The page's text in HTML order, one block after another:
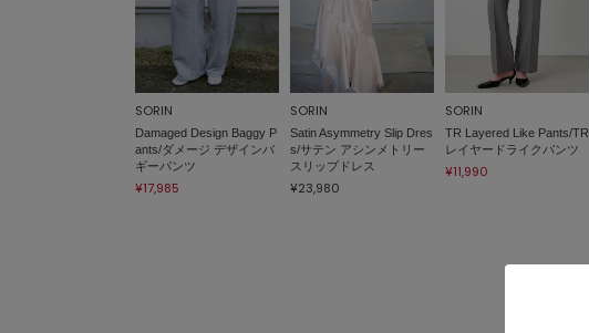
SORIN
Damaged Design Baggy P
ants/ダメージ デザインバ
ギーパンツ
¥17,985
SORIN
Satin Asymmetry Slip Dres
s/サテン アシンメトリー
スリップドレス
¥23,980
SORIN
TR Layered Like Pants/TR
レイヤードライクパンツ
¥11,990